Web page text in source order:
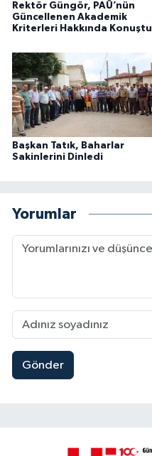
Rektör Güngör, PAÜ’nün
Güncellenen Akademik
Kriterleri Hakkında Konuştu
Başkan Tatık, Baharlar
Sakinlerini Dinledi
Yorumlar
Gönder